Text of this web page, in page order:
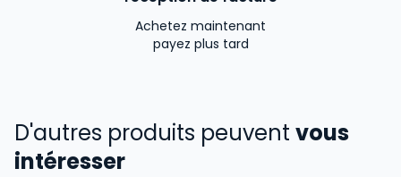
Achetez maintenant
payez plus tard
D'autres produits peuvent vous
intéresser